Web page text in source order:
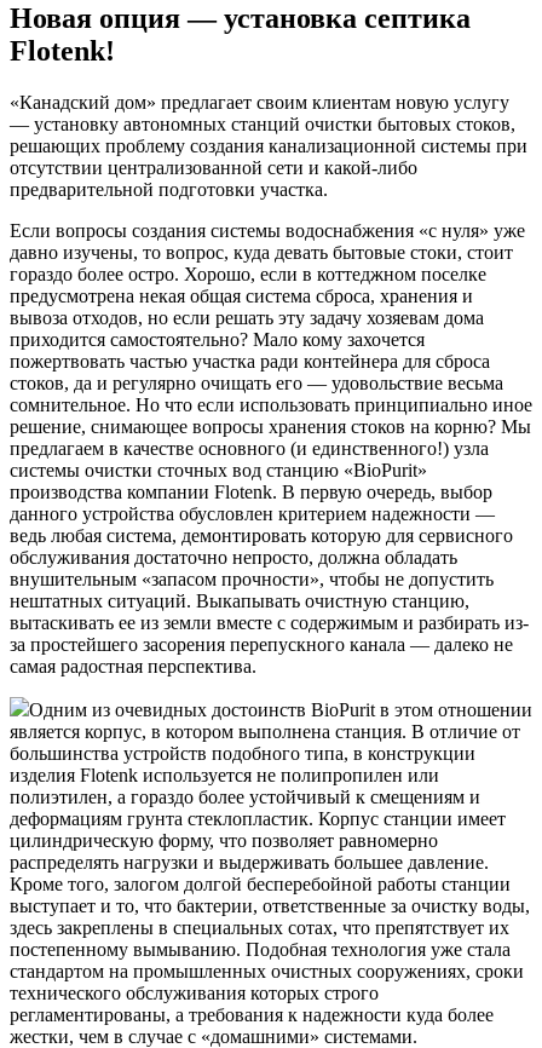
Новая опция — установка септика
Flotenk!
«Канадский дом» предлагает своим клиентам новую услугу
— установку автономных станций очистки бытовых стоков,
решающих проблему создания канализационной системы при
отсутствии централизованной сети и какой-либо
предварительной подготовки участка.
Если вопросы создания системы водоснабжения «с нуля» уже
давно изучены, то вопрос, куда девать бытовые стоки, стоит
гораздо более остро. Хорошо, если в коттеджном поселке
предусмотрена некая общая система сброса, хранения и
вывоза отходов, но если решать эту задачу хозяевам дома
приходится самостоятельно? Мало кому захочется
пожертвовать частью участка ради контейнера для сброса
стоков, да и регулярно очищать его — удовольствие весьма
сомнительное. Но что если использовать принципиально иное
решение, снимающее вопросы хранения стоков на корню? Мы
предлагаем в качестве основного (и единственного!) узла
системы очистки сточных вод станцию «BioPurit»
производства компании Flotenk. В первую очередь, выбор
данного устройства обусловлен критерием надежности —
ведь любая система, демонтировать которую для сервисного
обслуживания достаточно непросто, должна обладать
внушительным «запасом прочности», чтобы не допустить
нештатных ситуаций. Выкапывать очистную станцию,
вытаскивать ее из земли вместе с содержимым и разбирать из-
за простейшего засорения перепускного канала — далеко не
самая радостная перспектива.
Одним из очевидных достоинств BioPurit в этом отношении
является корпус, в котором выполнена станция. В отличие от
большинства устройств подобного типа, в конструкции
изделия Flotenk используется не полипропилен или
полиэтилен, а гораздо более устойчивый к смещениям и
деформациям грунта стеклопластик. Корпус станции имеет
цилиндрическую форму, что позволяет равномерно
распределять нагрузки и выдерживать большее давление.
Кроме того, залогом долгой бесперебойной работы станции
выступает и то, что бактерии, ответственные за очистку воды,
здесь закреплены в специальных сотах, что препятствует их
постепенному вымыванию. Подобная технология уже стала
стандартом на промышленных очистных сооружениях, сроки
технического обслуживания которых строго
регламентированы, а требования к надежности куда более
жестки, чем в случае с «домашними» системами.